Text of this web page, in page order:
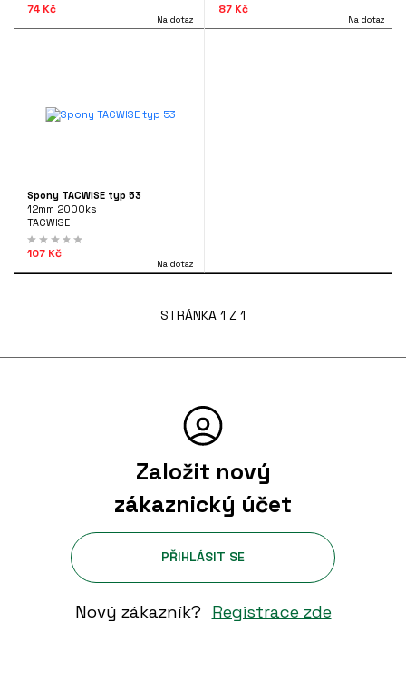
74 Kč
Na dotaz
87 Kč
Na dotaz
Spony TACWISE typ 53
12mm 2000ks
TACWISE
107 Kč
Na dotaz
STRÁNKA 1 Z 1
Založit nový
zákaznický účet
PŘIHLÁSIT SE
Nový zákazník? Registrace zde